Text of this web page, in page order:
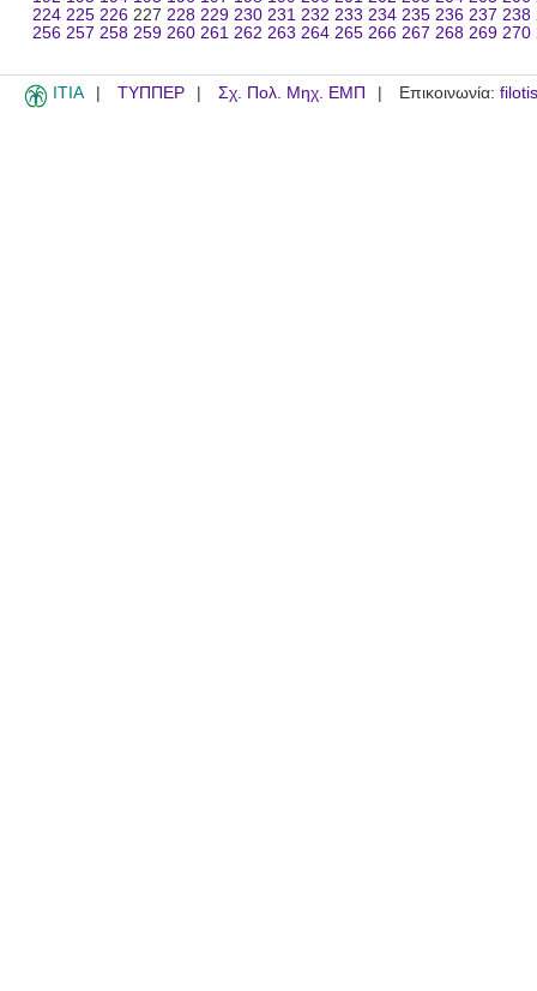
224 225 226 227 228 229 230 231 232 233 234 235 236 237 238
256 257 258 259 260 261 262 263 264 265 266 267 268 269 270
ITIA ΤΥΠΠΕΡ Σχ. Πολ. Μηχ. ΕΜΠ Επικοινωνία: